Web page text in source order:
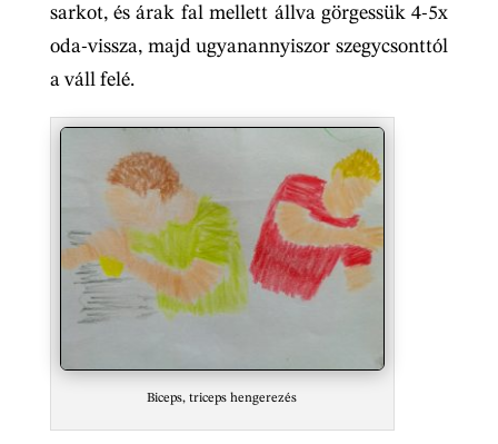
sarkot, és árak fal mellett állva görgessük 4-5x
oda-vissza, majd ugyanannyiszor szegycsonttól
a váll felé.
Biceps, triceps hengerezés